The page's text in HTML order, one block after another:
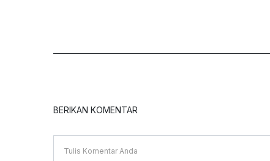
BERIKAN KOMENTAR